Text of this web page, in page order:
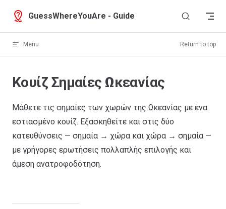
Skip to content
GuessWhereYouAre - Guide
Menu Return to top
Κουίζ Σημαίες Ωκεανίας
Μάθετε τις σημαίες των χωρών της Ωκεανίας με ένα
εστιασμένο κουίζ. Εξασκηθείτε και στις δύο
κατευθύνσεις — σημαία → χώρα και χώρα → σημαία —
με γρήγορες ερωτήσεις πολλαπλής επιλογής και
άμεση ανατροφοδότηση.